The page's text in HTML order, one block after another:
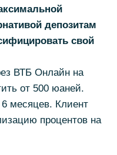
депозитам
свой
ВТБ Онлайн на
от 500 юаней.
месяцев. Клиент
процентов на